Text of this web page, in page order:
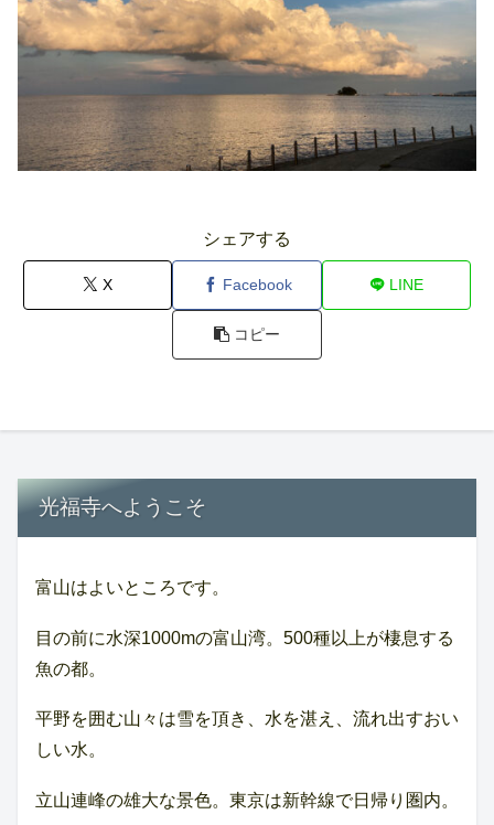
シェアする
X Facebook LINE
コピー
光福寺へようこそ
富山はよいところです。
目の前に水深1000mの富山湾。500種以上が棲息する
魚の都。
平野を囲む山々は雪を頂き、水を湛え、流れ出すおい
しい水。
立山連峰の雄大な景色。東京は新幹線で日帰り圏内。